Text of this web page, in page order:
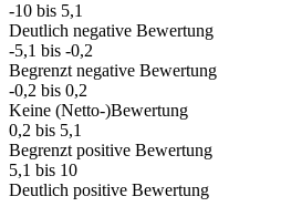
-10 bis 5,1
Deutlich negative Bewertung
-5,1 bis -0,2
Begrenzt negative Bewertung
-0,2 bis 0,2
Keine (Netto-)Bewertung
0,2 bis 5,1
Begrenzt positive Bewertung
5,1 bis 10
Deutlich positive Bewertung